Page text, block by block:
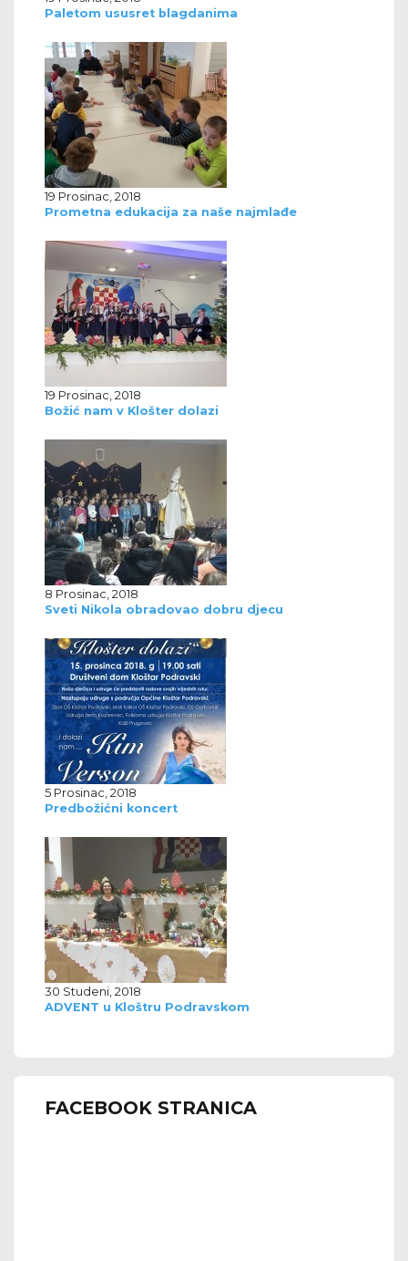
Paletom ususret blagdanima
19 Prosinac, 2018
Prometna edukacija za naše najmlađe
19 Prosinac, 2018
Božić nam v Klošter dolazi
8 Prosinac, 2018
Sveti Nikola obradovao dobru djecu
5 Prosinac, 2018
Predbožićni koncert
30 Studeni, 2018
ADVENT u Kloštru Podravskom
FACEBOOK STRANICA